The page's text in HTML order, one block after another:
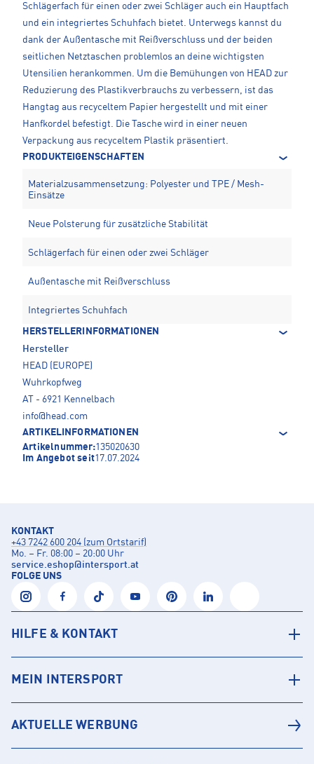
Schlägerfach für einen oder zwei Schläger auch ein Hauptfach
und ein integriertes Schuhfach bietet. Unterwegs kannst du
dank der Außentasche mit Reißverschluss und der beiden
seitlichen Netztaschen problemlos an deine wichtigsten
Utensilien herankommen. Um die Bemühungen von HEAD zur
Reduzierung des Plastikverbrauchs zu verbessern, ist das
Hangtag aus recyceltem Papier hergestellt und mit einer
Hanfkordel befestigt. Die Tasche wird in einer neuen
Verpackung aus recyceltem Plastik präsentiert.
PRODUKTEIGENSCHAFTEN
Materialzusammensetzung: Polyester und TPE / Mesh-
Einsätze
Neue Polsterung für zusätzliche Stabilität
Schlägerfach für einen oder zwei Schläger
Außentasche mit Reißverschluss
Integriertes Schuhfach
HERSTELLERINFORMATIONEN
Hersteller
HEAD (EUROPE)
Wuhrkopfweg
AT - 6921 Kennelbach
info@head.com
ARTIKELINFORMATIONEN
Artikelnummer:135020630
Im Angebot seit17.07.2024
KONTAKT
+43 7242 600 204 (zum Ortstarif)
Mo. – Fr. 08:00 – 20:00 Uhr
service.eshop@intersport.at
FOLGE UNS
HILFE & KONTAKT
MEIN INTERSPORT
AKTUELLE WERBUNG